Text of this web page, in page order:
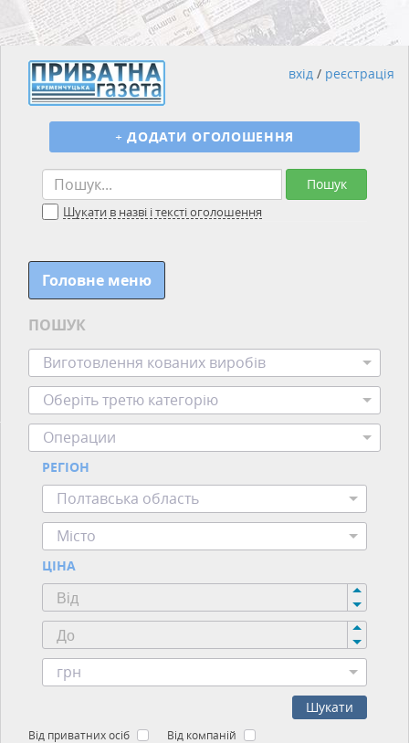
Пошук
Шукати в назві і тексті оголошення
+ ДОДАТИ ОГОЛОШЕННЯ
вхід / реєстрація
Головне меню
ПОШУК
Виготовлення кованих виробів
Оберіть третю категорію
Операции
РЕГІОН
Полтавська область
Місто
ЦІНА
грн
Шукати
Від приватних осіб Від компаній